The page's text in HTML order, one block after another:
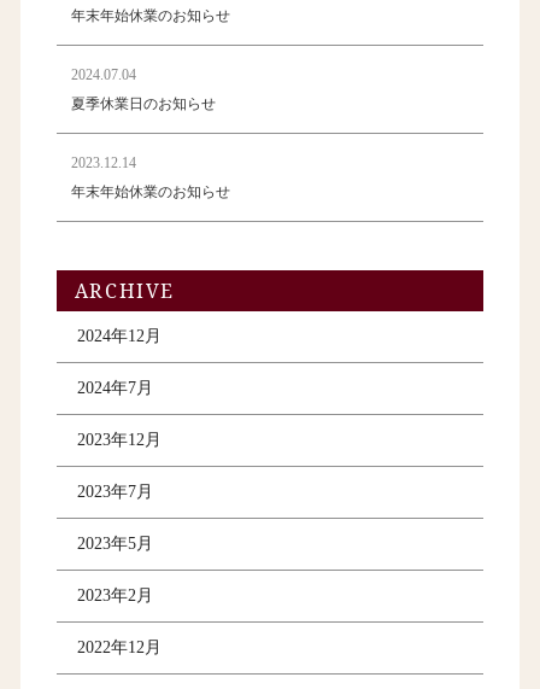
年末年始休業のお知らせ
2024.07.04
夏季休業日のお知らせ
2023.12.14
年末年始休業のお知らせ
ARCHIVE
2024年12月
2024年7月
2023年12月
2023年7月
2023年5月
2023年2月
2022年12月